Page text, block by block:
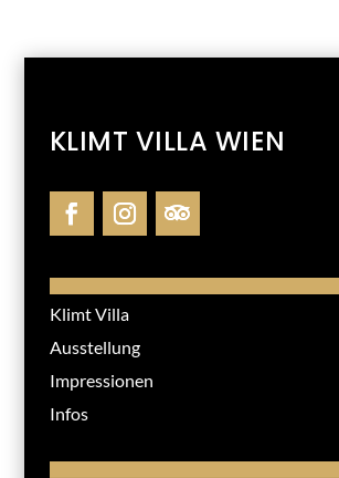
KLIMT VILLA WIEN
Klimt Villa
Ausstellung
Impressionen
Infos